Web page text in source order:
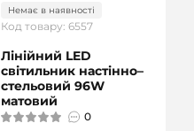
Немає в наявності
Код товару: 6557
Лінійний LED
світильник настінно–
стельовий 96W
матовий
0